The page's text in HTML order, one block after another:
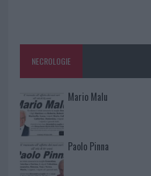
NECROLOGIE
Mario Malu
Paolo Pinna